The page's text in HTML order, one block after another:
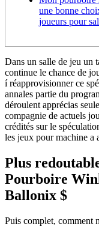
une bonne
joueurs pour
Dans un salle de jeu un
continue le chance de
í réapprovisionner ce
annales partie du
déroulent apprécias
compagnie de actuels
crédités sur le
les jeux pour machine a
Plus
Pourboire
Ballonix $
Puis complet, comment